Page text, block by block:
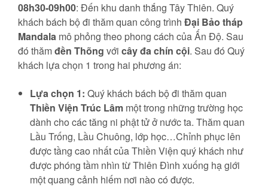
08h30-09h00: Đến khu danh thắng Tây Thiên. Quý
khách bách bộ đi thăm quan công trình Đại Bảo tháp
Mandala mô phỏng theo phong cách của Ấn Độ. Sau
đó thămđền Thõng với cây đa chín cội. Sau đó Quý
khách lựa chọn 1 trong hai phương án:
Lựa chọn 1: Quý khách bách bộ đi thăm quan
Thiền Viện Trúc Lâm một trong những trường học
dành cho các tăng ni phật tử ở nước ta. Thăm quan
Lầu Trống, Lầu Chuông, lớp học…Chỉnh phục lên
được tầng cao nhất của Thiền Viện quý khách như
được phóng tầm nhìn từ Thiên Đình xuống hạ giới
một quang cảnh hiếm nơi nào có được.